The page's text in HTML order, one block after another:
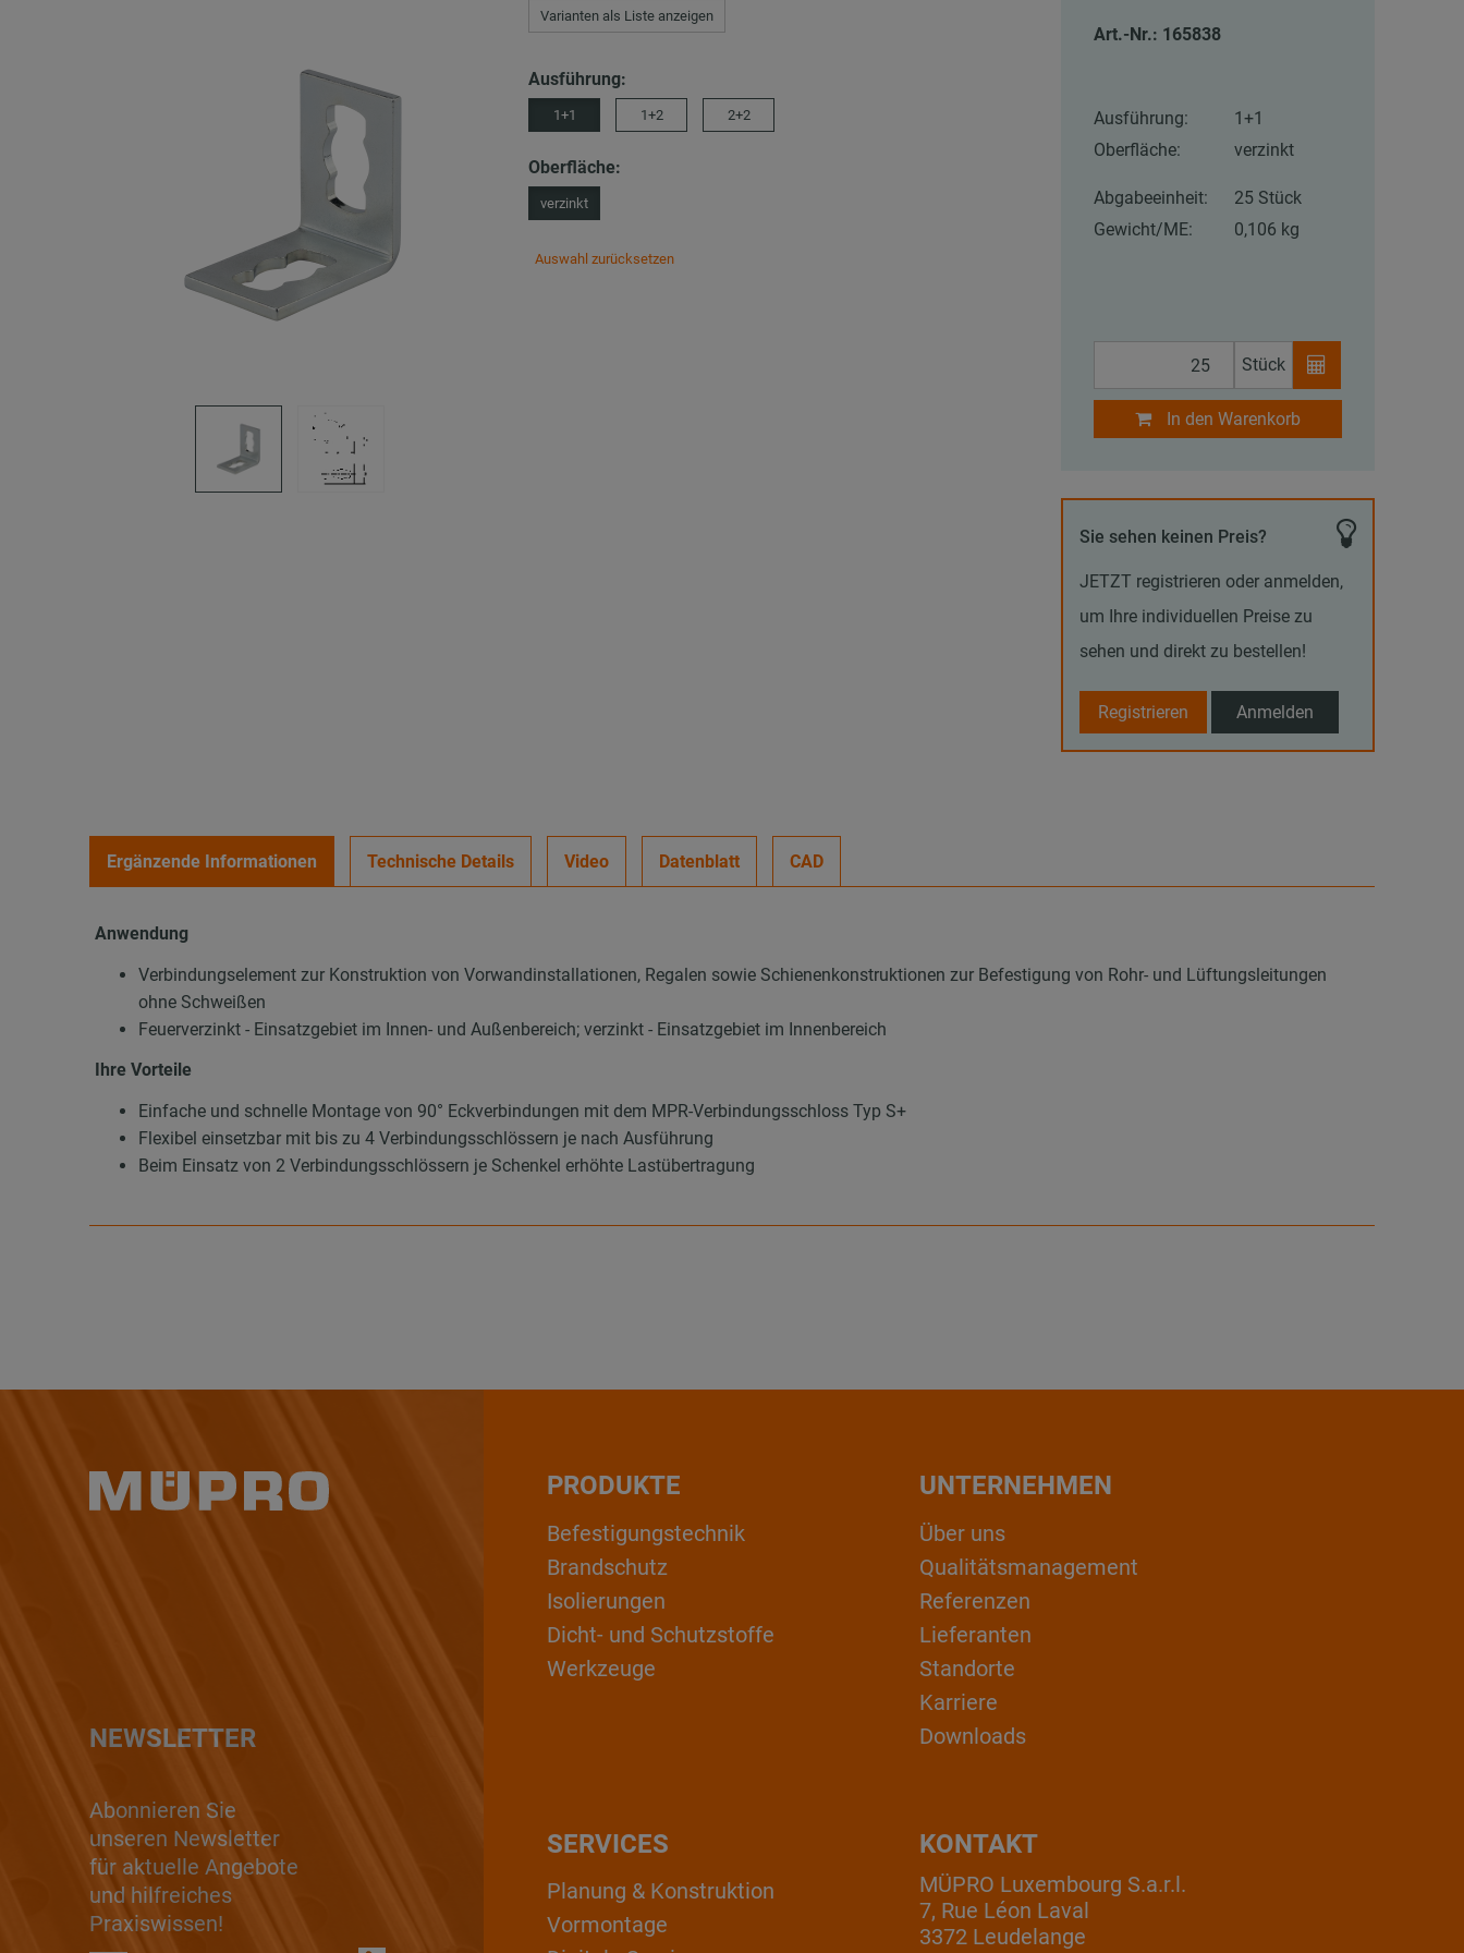
Varianten als Liste anzeigen
Ausführung:
1+1 1+2 2+2
Oberfläche:
verzinkt
Auswahl zurücksetzen
Art.-Nr.: 165838
Ausführung:
1+1
Oberfläche:
verzinkt
Abgabeeinheit:
25 Stück
Gewicht/ME:
0,106 kg
Stück
In den Warenkorb
Sie sehen keinen Preis?
JETZT registrieren oder anmelden,
um Ihre individuellen Preise zu
sehen und direkt zu bestellen!
Registrieren Anmelden
Ergänzende Informationen Technische Details Video Datenblatt CAD
Anwendung
Verbindungselement zur Konstruktion von Vorwandinstallationen, Regalen sowie Schienenkonstruktionen zur Befestigung von Rohr- und Lüftungsleitungen
ohne Schweißen
Feuerverzinkt - Einsatzgebiet im Innen- und Außenbereich; verzinkt - Einsatzgebiet im Innenbereich
Ihre Vorteile
Einfache und schnelle Montage von 90° Eckverbindungen mit dem MPR-Verbindungsschloss Typ S+
Flexibel einsetzbar mit bis zu 4 Verbindungsschlössern je nach Ausführung
Beim Einsatz von 2 Verbindungsschlössern je Schenkel erhöhte Lastübertragung
NEWSLETTER
Abonnieren Sie
unseren Newsletter
für aktuelle Angebote
und hilfreiches
Praxiswissen!
PRODUKTE
Befestigungstechnik
Brandschutz
Isolierungen
Dicht- und Schutzstoffe
Werkzeuge
UNTERNEHMEN
Über uns
Qualitätsmanagement
Referenzen
Lieferanten
Standorte
Karriere
Downloads
KONTAKT
MÜPRO Luxembourg S.a.r.l.
7, Rue Léon Laval
3372 Leudelange
SERVICES
Planung & Konstruktion
Vormontage